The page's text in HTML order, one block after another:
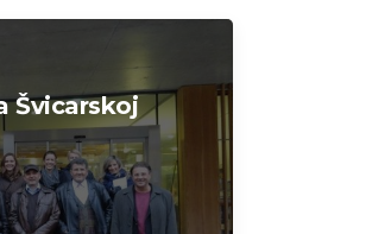
Švicarskoj